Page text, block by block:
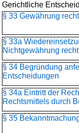
Gerichtliche
§ 33 Gewährung
§ 33a
Nichtgewährung
§ 34 Begründung
Entscheidungen
§ 34a Eintritt der
Rechtsmittels durch
§ 35